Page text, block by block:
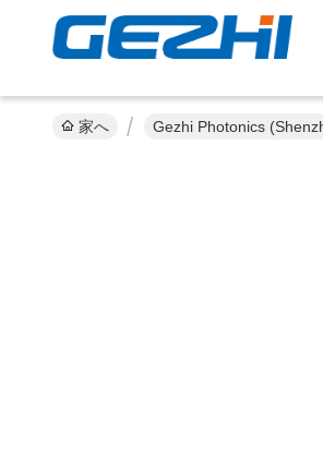
家へ Gezhi Photonics